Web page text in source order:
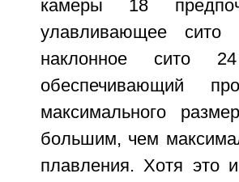
камеры 18
улавливающее
наклонное сито
обеспечивающий
максимального
большим, чем
плавления. Хотя это